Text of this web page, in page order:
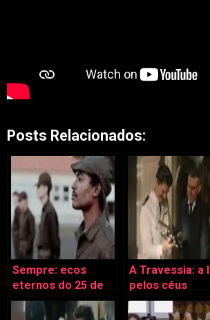
Posts Relacionados:
Sempre: ecos
eternos do 25 de
Abril de 74
A Travessia: a
pelos céus